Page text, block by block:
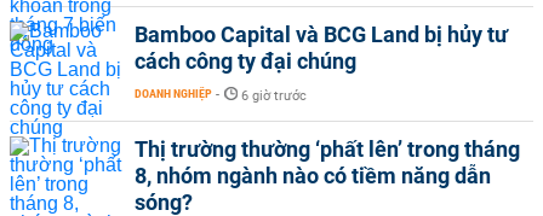
Bamboo Capital và BCG Land bị hủy tư
cách công ty đại chúng
DOANH NGHIỆP - 6 giờ trước
Thị trường thường ‘phất lên’ trong tháng
8, nhóm ngành nào có tiềm năng dẫn
sóng?